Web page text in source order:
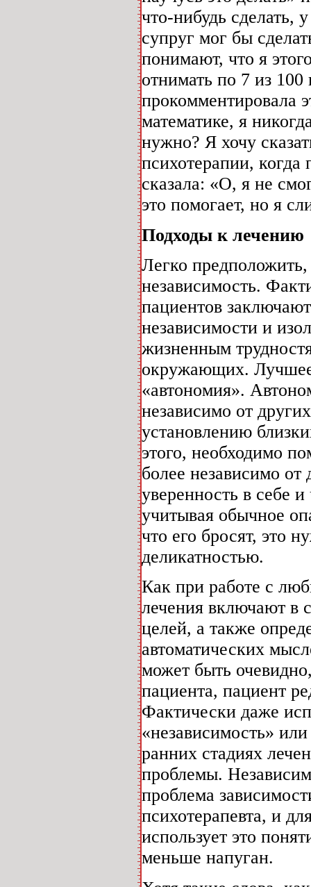
что-нибудь сделать,
супруг мог бы
понимают, что я
отнимать по 7 из
прокомментировала
математике, я
нужно? Я хочу
психотерапии, когда
сказала: «О, я не
это помогает, но я
Подходы к лечению
Легко
независимость.
пациентов
независимости и
жизненным
окружающих.
«автономия».
независимо от
установлению
этого, необходимо
более независимо от
уверенность в себе
учитывая обычное
что его бросят, это
деликатностью.
Как при работе с
лечения включают в
целей, а также
автоматических
может быть
пациента, пациент
Фактически даже
«независимость»
ранних стадиях
проблемы.
проблема
психотерапевта, и
использует это
меньше напуган.